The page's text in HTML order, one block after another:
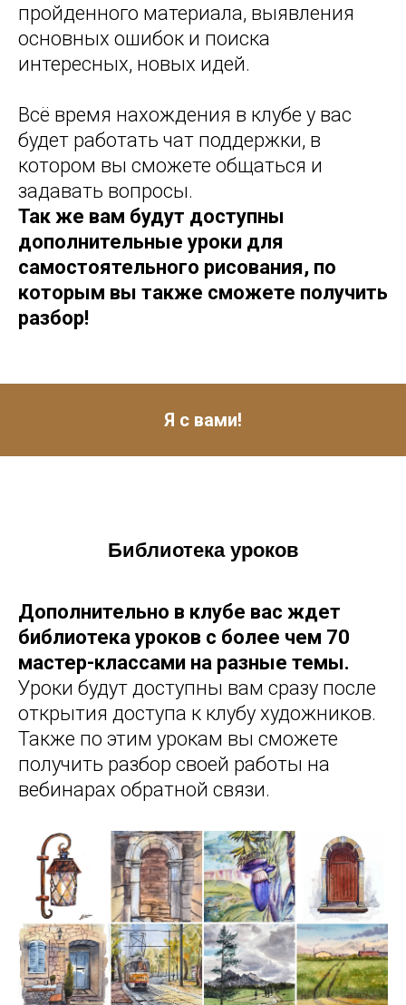
пройденного материала, выявления
основных ошибок и поиска
интересных, новых идей.
Всё время нахождения в клубе у вас
будет работать чат поддержки, в
котором вы сможете общаться и
задавать вопросы.
Так же вам будут доступны
дополнительные уроки для
самостоятельного рисования, по
которым вы также сможете получить
разбор!
Я с вами!
Библиотека уроков
Дополнительно в клубе вас ждет
библиотека уроков с более чем 70
мастер-классами на разные темы.
Уроки будут доступны вам сразу после
открытия доступа к клубу художников.
Также по этим урокам вы сможете
получить разбор своей работы на
вебинарах обратной связи.